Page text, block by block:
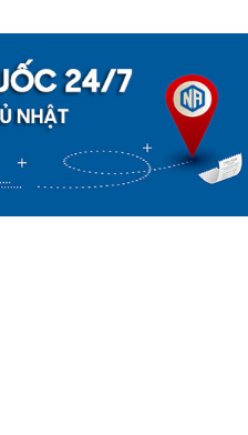
Ngoài ra bạn cũng có thể tự kiểm tra